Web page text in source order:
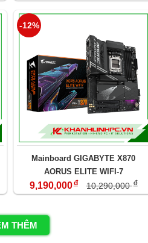
-12%
Mainboard GIGABYTE X870
AORUS ELITE WIFI-7
9,190,000đ 10,290,000đ
THÊM